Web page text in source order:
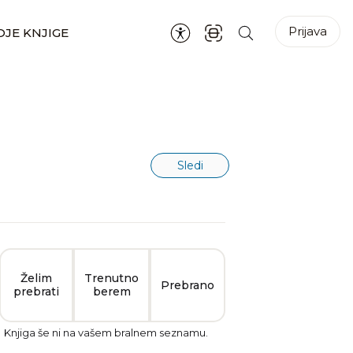
KNJIGE Prijava
Sledi
Želim
prebrati
Trenutno
berem
Prebrano
Knjiga še ni na vašem bralnem seznamu.